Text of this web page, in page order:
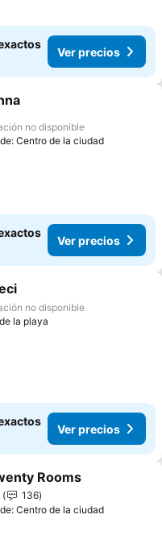
Ver precios
a favoritos
no disponible
Centro de la ciudad
Ver precios
a favoritos
no disponible
la playa
Ver precios
a favoritos
Rooms
136
Centro de la ciudad